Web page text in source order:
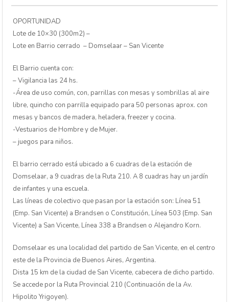
OPORTUNIDAD
Lote de 10×30 (300m2) –
Lote en Barrio cerrado – Domselaar – San Vicente
El Barrio cuenta con:
– Vigilancia las 24 hs.
-Área de uso común, con, parrillas con mesas y sombrillas al aire
libre, quincho con parrilla equipado para 50 personas aprox. con
mesas y bancos de madera, heladera, freezer y cocina.
-Vestuarios de Hombre y de Mujer.
– juegos para niños.
El barrio cerrado está ubicado a 6 cuadras de la estación de
Domselaar, a 9 cuadras de la Ruta 210. A 8 cuadras hay un jardín
de infantes y una escuela.
Las líneas de colectivo que pasan por la estación son: Línea 51
(Emp. San Vicente) a Brandsen o Constitución, Línea 503 (Emp. San
Vicente) a San Vicente, Línea 338 a Brandsen o Alejandro Korn.
Domselaar es una localidad del partido de San Vicente, en el centro
este de la Provincia de Buenos Aires, Argentina.
Dista 15 km de la ciudad de San Vicente, cabecera de dicho partido.
Se accede por la Ruta Provincial 210 (Continuación de la Av.
Hipolito Yrigoyen).